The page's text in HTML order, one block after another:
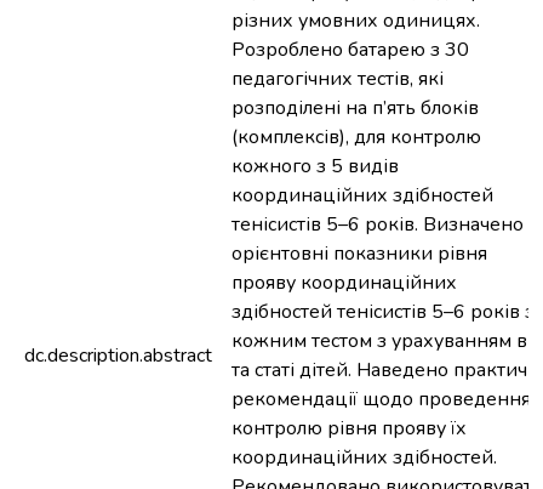
dc.description.abstract
різних умовних одиницях.
Розроблено батарею з 30
педагогічних тестів, які
розподілені на п’ять блоків
(комплексів), для контролю
кожного з 5 видів
координаційних здібностей
тенісистів 5–6 років. Визначено
орієнтовні показники рівня
прояву координаційних
здібностей тенісистів 5–6 років за
кожним тестом з урахуванням
та статі дітей. Наведено практичні
рекомендації щодо проведення
контролю рівня прояву їх
координаційних здібностей.